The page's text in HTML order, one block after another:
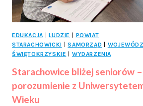
EDUKACJA LUDZIE
POWIAT
STARACHOWICKI
SAMORZĄD
ŚWIĘTOKRZYSKIE
WYDARZENIA
Starachowice bliżej seniorów
porozumienie z
Wieku